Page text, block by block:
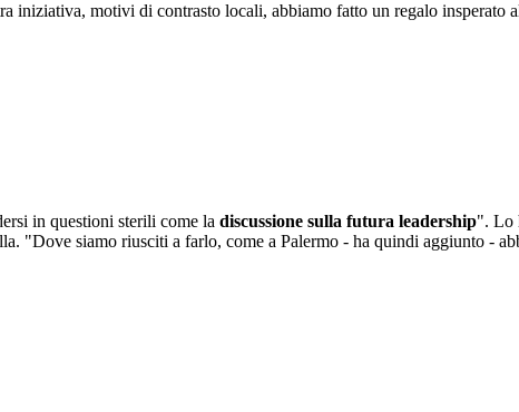
iniziativa, motivi di contrasto locali, abbiamo fatto un regalo insperato
in questioni sterili come la discussione sulla futura leadership". Lo
"Dove siamo riusciti a farlo, come a Palermo - ha quindi aggiunto -